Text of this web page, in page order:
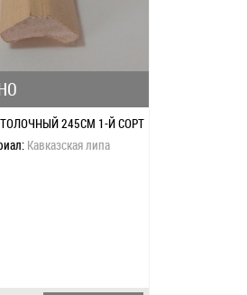
245СМ 1-Й СОРТ
Кавказская липа